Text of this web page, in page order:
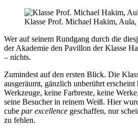
Klasse Prof. Michael Hakim,
Wer auf seinem Rundgang durch die
der Akademie den Pavillon der Klasse
– nichts.
Zumindest auf den ersten Blick. Die
ausgeräumt, gänzlich unberührt
Werkzeuge, keine Farbreste, keine
seine Besucher in reinem Weiß. Hier
cube par excellence geschaffen, nur
zu fehlen.